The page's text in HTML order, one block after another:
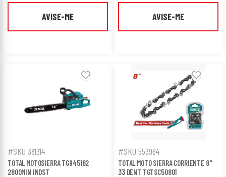
AVISE-ME AVISE-ME
#SKU 381314
TOTAL MOTOSIERRA TG945182
2800MIN INDST
#SKU 553964
TOTAL MOTO SIERRA CORRIENTE 8"
33 DENT TGTSC50801